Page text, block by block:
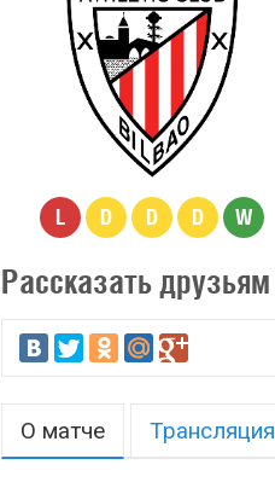
L D D D W
Рассказать друзьям
О матче Трансляция